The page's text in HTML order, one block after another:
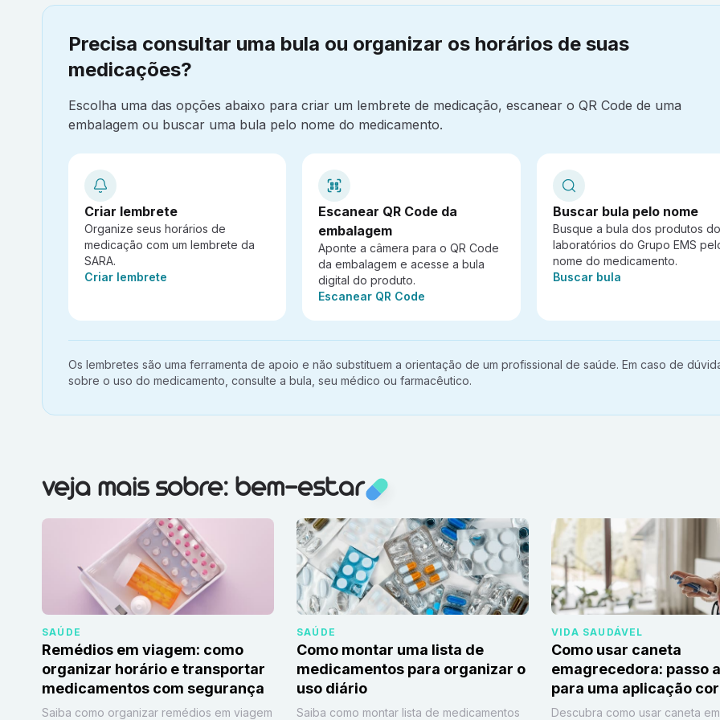
Precisa consultar uma bula ou organizar os horários de suas
medicações?
Escolha uma das opções abaixo para criar um lembrete de medicação, escanear o QR Code de uma
embalagem ou buscar uma bula pelo nome do medicamento.
Criar lembrete
Organize seus horários de
medicação com um lembrete da
SARA.
Ação:
Criar lembrete
Escanear QR Code da
embalagem
Aponte a câmera para o QR Code
da embalagem e acesse a bula
digital do produto.
Ação:
Escanear QR Code
Buscar bula pelo nome
Busque a bula dos produtos
laboratórios do Grupo EMS
nome do medicamento.
Ação:
Buscar bula
Aviso importante:
Os lembretes são uma ferramenta de apoio e não substituem a orientação de um profissional de saúde. Em caso de
sobre o uso do medicamento, consulte a bula, seu médico ou farmacêutico.
Veja mais sobre:Bem-estar
veja mais sobre: bem-estar
SAÚDE
Remédios em viagem: como
organizar horário e transportar
medicamentos com segurança
Saiba como organizar remédios em viagem
SAÚDE
Como montar uma lista de
medicamentos para organizar o
uso diário
Saiba como montar lista de medicamentos
VIDA SAUDÁVEL
Como usar caneta
emagrecedora: passo
para uma aplicação
Descubra como usar caneta